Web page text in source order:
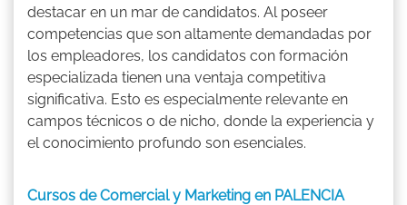
destacar en un mar de candidatos. Al poseer
competencias que son altamente demandadas por
los empleadores, los candidatos con formación
especializada tienen una ventaja competitiva
significativa. Esto es especialmente relevante en
campos técnicos o de nicho, donde la experiencia y
el conocimiento profundo son esenciales.
Cursos de Comercial y Marketing en PALENCIA